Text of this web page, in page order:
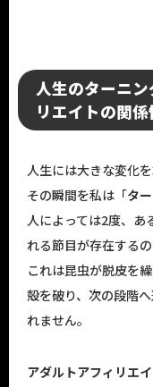
人生のターニ
リエイトの関係
人生には大きな変化
その瞬間を私は「タ
人によっては2度、あ
れる節目が存在するの
これは昆虫が脱皮を
殻を破り、次の段階
れません。
アダルトアフィリエ